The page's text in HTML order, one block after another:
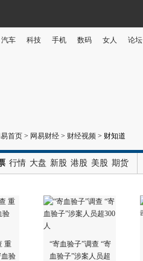
汽车 科技 手机 数码 女人 论坛
易首页 > 网易财经 > 财经视频 > 财知道
行情 大盘 新股 港股 美股 期货
重
血验
“寄血验子”调查 “寄
血验子”涉案人员超